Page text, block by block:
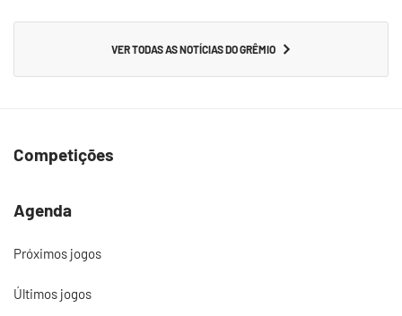
VER TODAS AS NOTÍCIAS DO GRÊMIO
Competições
Agenda
Próximos jogos
Últimos jogos